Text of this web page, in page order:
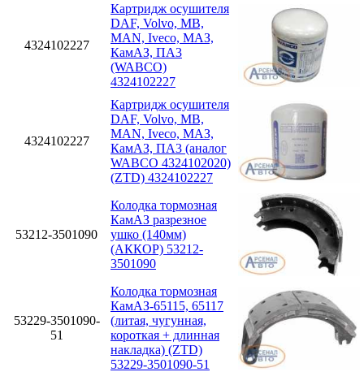
4324102227
Картридж осушителя
DAF, Volvo, MB,
MAN, Iveco, МАЗ,
КамАЗ, ПА3
(WABCO)
4324102227
4324102227
Картридж осушителя
DAF, Volvo, MB,
MAN, Iveco, МАЗ,
КамАЗ, ПА3 (аналог
WABCO 4324102020)
(ZTD) 4324102227
53212-3501090
Колодка тормозная
КамАЗ разрезное
ушко (140мм)
(АККОР) 53212-
3501090
53229-3501090-
51
Колодка тормозная
КамАЗ-65115, 65117
(литая, чугунная,
короткая + длинная
накладка) (ZTD)
53229-3501090-51